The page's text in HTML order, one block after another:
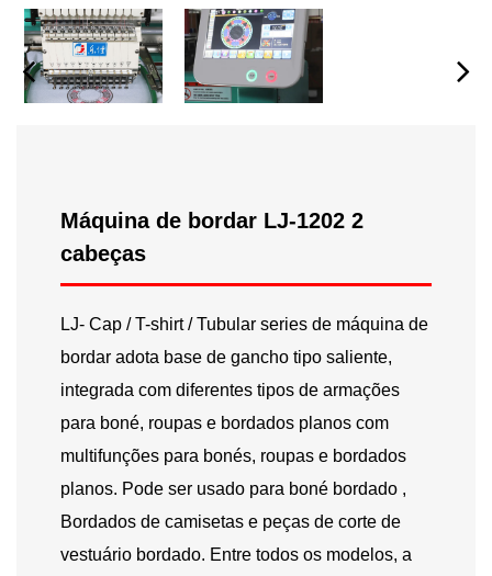
Máquina de bordar LJ-1202 2
cabeças
LJ- Cap / T-shirt / Tubular series de máquina de
bordar adota base de gancho tipo saliente,
integrada com diferentes tipos de armações
para boné, roupas e bordados planos com
multifunções para bonés, roupas e bordados
planos. Pode ser usado para boné bordado ,
Bordados de camisetas e peças de corte de
vestuário bordado. Entre todos os modelos, a